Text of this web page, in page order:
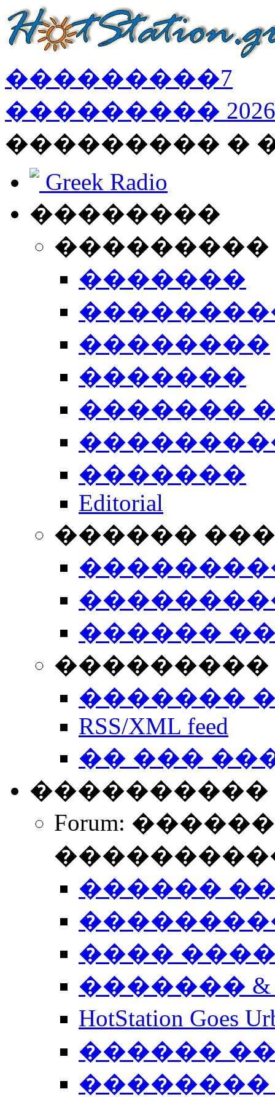
���������7
��������� 2026
��������� �
Greek Radio
��������
�������
��������
�������
�������
�������
Editorial
������
������
���������
�������
RSS/XML feed
�� ���
����������
Forum:
������
����
�������
HotStation
������
��������